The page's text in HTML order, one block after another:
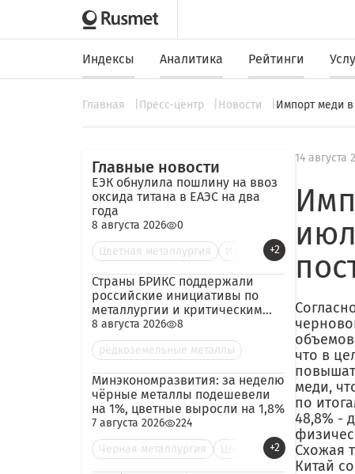
Индексы Аналитика Рейтинги
Главная Пресс-центр Новости Импорт меди
Главные новости
ЕЭК обнулила пошлину на ввоз
оксида титана в ЕАЭС на два
года
8 августа 2026
0
Цветная металлургия
+2
Страны БРИКС поддержали
российские инициативы по
металлургии и критическим
минералам
8 августа 2026
8
редкоземельные металлы
Минэкономразвития: за неделю
чёрные металлы подешевели
на 1%, цветные выросли на 1,8%
7 августа 2026
224
Черная металлургия
Цве +2
14 августа
что в
меди,
по
48,8% -
Схожая
Китай